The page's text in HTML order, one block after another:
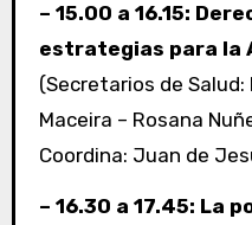
– 15.00 a 16.15:
estrategias para la
(Secretarios de
Maceira – Rosana
Coordina: Juan de
– 16.30 a 17.45: La